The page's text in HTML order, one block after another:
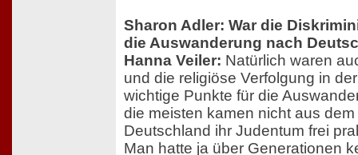
Sharon Adler: War die
die Auswanderung nach
Hanna Veiler: Natürlich waren
und die religiöse Verfolgung in
wichtige Punkte für die
die meisten kamen nicht aus
Deutschland ihr Judentum frei
Man hatte ja über Generationen